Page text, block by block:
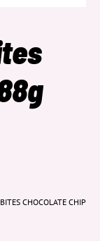
CHOCOLATE CHIP